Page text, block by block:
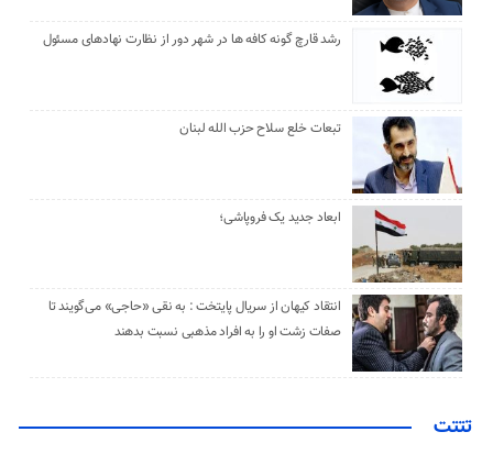
رشد قارچ گونه کافه ها در شهر دور از نظارت نهادهای مسئول
تبعات خلع سلاح حزب الله لبنان
ابعاد جدید یک فروپاشی؛
انتقاد کیهان از سریال پایتخت : به نقی «حاجی» می‌گویند تا
صفات زشت او را به افراد مذهبی نسبت بدهند
تتتت